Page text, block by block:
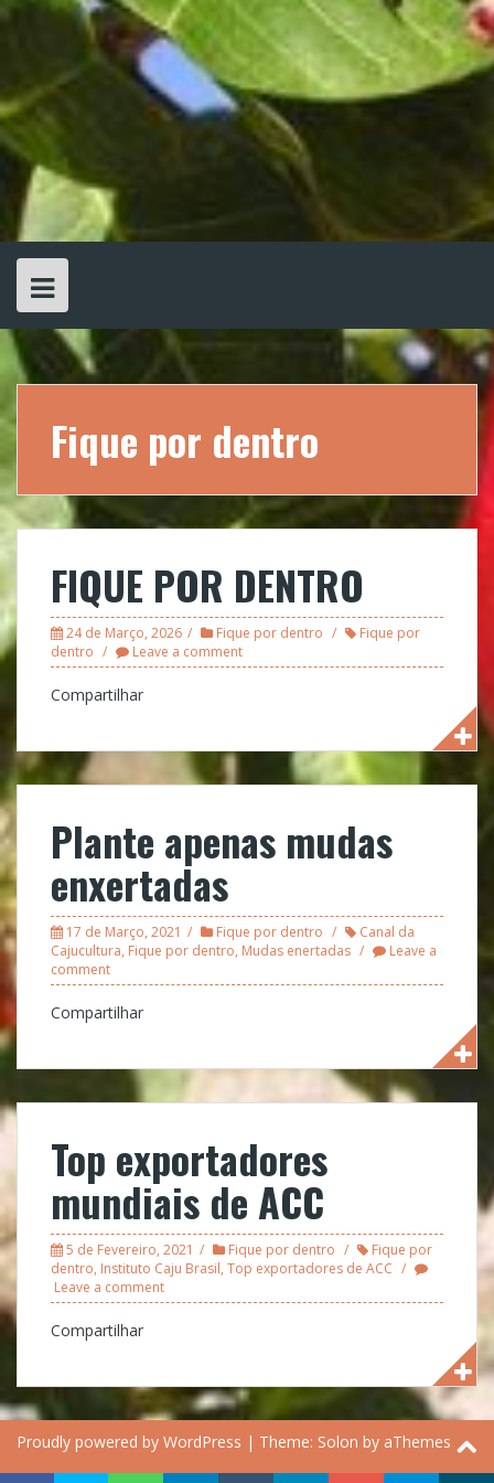
Fique por dentro
FIQUE POR DENTRO
24 de Março, 2026 Fique por dentro
Fique por
dentro
Leave a comment
Compartilhar
Plante apenas mudas
enxertadas
17 de Março, 2021 Fique por dentro
Canal da
Cajucultura, Fique por dentro, Mudas enertadas
Leave a
comment
Compartilhar
Top exportadores
mundiais de ACC
5 de Fevereiro, 2021 Fique por dentro
Fique por
dentro, Instituto Caju Brasil, Top exportadores de ACC
Leave a comment
Compartilhar
Proudly powered by WordPress | Theme: Solon by aThemes